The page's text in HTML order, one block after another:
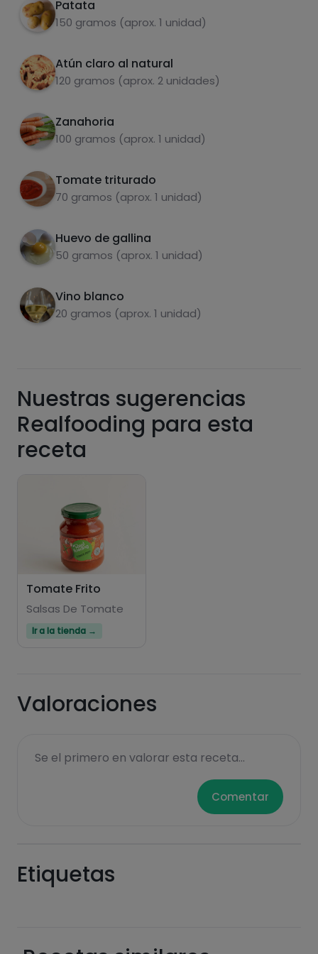
Patata
150 gramos (aprox. 1 unidad)
Atún claro al natural
120 gramos (aprox. 2 unidades)
Zanahoria
100 gramos (aprox. 1 unidad)
Tomate triturado
70 gramos (aprox. 1 unidad)
Huevo de gallina
50 gramos (aprox. 1 unidad)
Vino blanco
20 gramos (aprox. 1 unidad)
latas pequeñas de atún al natural. Incluye
especias al gusto (yo puse ajo en polvo,
triturado y un poco de vino blanco. Deja a
fuego medio hasta que reduzca
Carbohidratos Proteínas
Grasas
Azúcares
Grasas
Hazte PLUS para ver la información nutricional
de las recetas, y desbloquear muchas más
Nuestras sugerencias
Realfooding para esta
receta
Tomate Frito
Salsas De Tomate
Ir a la tienda →
Valoraciones
Se el primero en valorar esta receta...
Comentar
Etiquetas